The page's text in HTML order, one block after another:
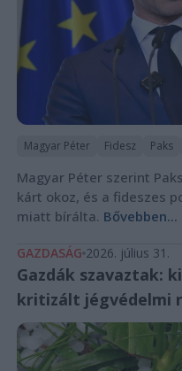
Magyar Péter Fidesz Paks
Magyar Péter szerint
kárt okoz, és a fideszes
miatt bírálta. Bővebben...
GAZDASÁG 2026. július 31.
Gazdák szavaztak:
kritizált jégvédelmi